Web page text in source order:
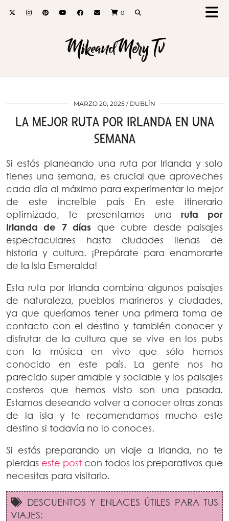
0
MikeandMery Tv
MARZO 20, 2025 DUBLÍN
LA MEJOR RUTA POR IRLANDA EN UNA
SEMANA
Si estás planeando una ruta por Irlanda y solo
tienes una semana, es crucial que aproveches
cada día al máximo para experimentar lo mejor
de este increíble país En este itinerario
optimizado, te presentamos una ruta por
Irlanda de 7 días que cubre desde paisajes
espectaculares hasta ciudades llenas de
historia y cultura. ¡Prepárate para enamorarte
de la Isla Esmeralda!
Esta ruta por Irlanda combina algunos paisajes
de naturaleza, pueblos marineros y ciudades,
ya que queríamos tener una primera toma de
contacto con el destino y también conocer y
disfrutar de la cultura que se vive en los pubs
con la música en vivo que sólo hemos
conocido en este país. La gente nos ha
parecido super amable y sociable y los paisajes
costeros que hemos visto son una pasada.
Estamos deseando volver a conocer otras zonas
de la isla y te recomendamos mucho este
destino si todavía no lo conoces.
Si estás preparando un viaje a Irlanda, no te
pierdas este post con todos los preparativos que
necesitas para visitarlo.
DESCUENTOS Y ENLACES ÚTILES PARA TUS
VIAJES: